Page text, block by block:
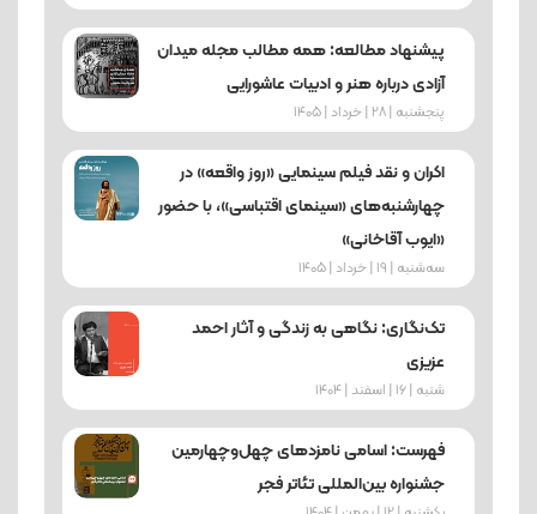
پیشنهاد مطالعه: همه مطالب مجله میدان
آزادی درباره هنر و ادبیات عاشورایی
پنجشنبه | 28 | خرداد | 1405
اکران و نقد فیلم سینمایی «روز واقعه» در
چهارشنبه‌های «سینمای اقتباسی»، با حضور
«ایوب آقاخانی»
ﺳﻪشنبه | 19 | خرداد | 1405
تک‌نگاری: نگاهی به زندگی و آثار احمد
عزیزی
شنبه | 16 | اسفند | 1404
فهرست: اسامی نامزدهای چهل‌وچهارمین
جشنواره بین‌المللی تئاتر فجر